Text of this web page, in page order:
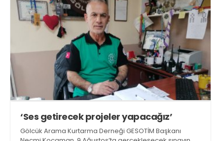
‘Ses getirecek projeler yapacağız’
Gölcük Arama Kurtarma Derneği GESOTİM Başkanı